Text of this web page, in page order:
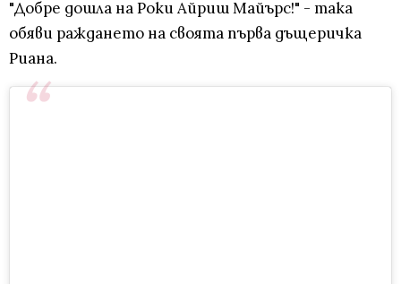
"Добре дошла на Роки Айриш Майърс!" - така
обяви раждането на своята първа дъщеричка
Риана.